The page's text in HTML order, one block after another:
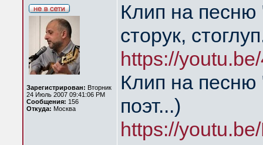
Зарегистрирован: Вторник
24 Июль 2007 09:41:06 PM
Сообщения: 156
Откуда: Москва
Клип на
сторук,
https://
Клип на
поэт...)
https://